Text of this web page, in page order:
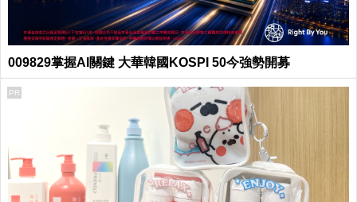
009829掌握AI關鍵 大華韓國KOSPI 50今強勢開募
PR